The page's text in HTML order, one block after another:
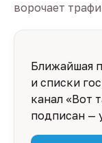
ворочает
Ближайшая
и списки
канал «Вот
подписан —